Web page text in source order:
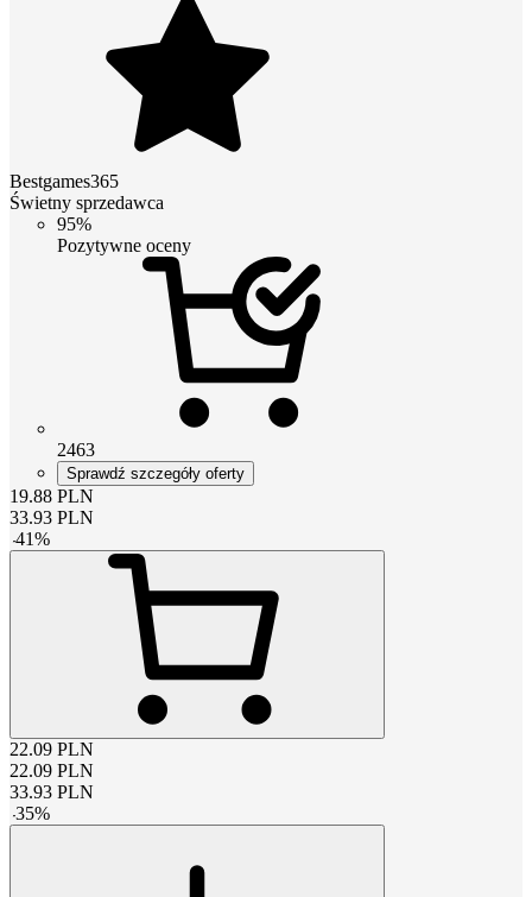
Bestgames365
Świetny sprzedawca
95%
Pozytywne oceny
2463
Sprawdź szczegóły oferty
19.88 PLN
33.93 PLN
-41%
22.09 PLN
22.09 PLN
33.93 PLN
-35%